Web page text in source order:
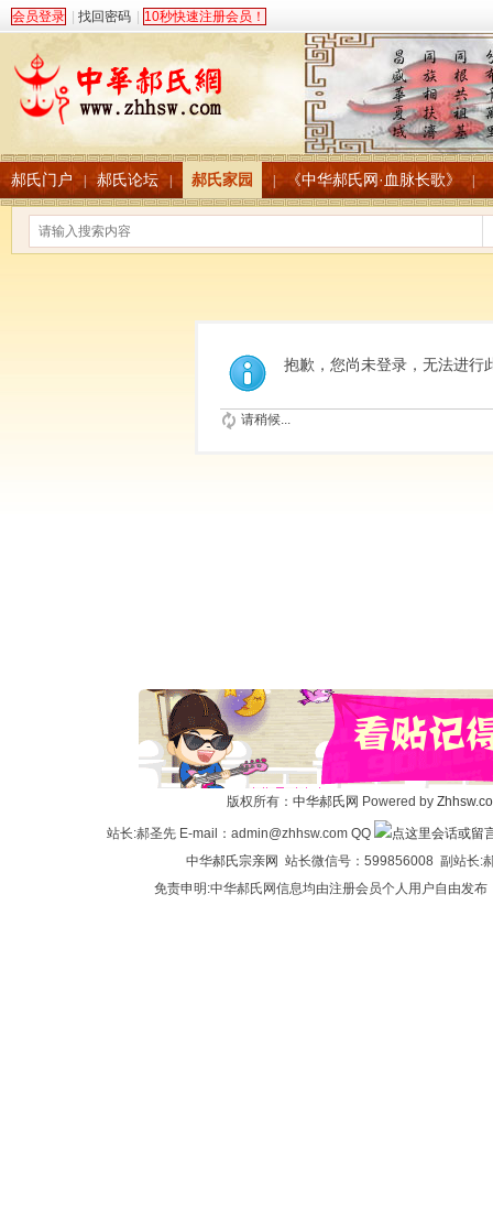
会员登录 找回密码 10秒快速注册会员！
郝氏门户 | 郝氏论坛 | 郝氏家园 《中华郝氏网·血脉长歌》
抱歉，您尚未登录，无法进行
请稍候...
版权所有： 中华郝氏网 Powered by
站长:郝圣先 E-mail：admin@zhhsw.com QQ
中华郝氏宗亲网 站长微信号：599856008 副站长:
免责申明:中华郝氏网信息均由注册会员个人用户自由发